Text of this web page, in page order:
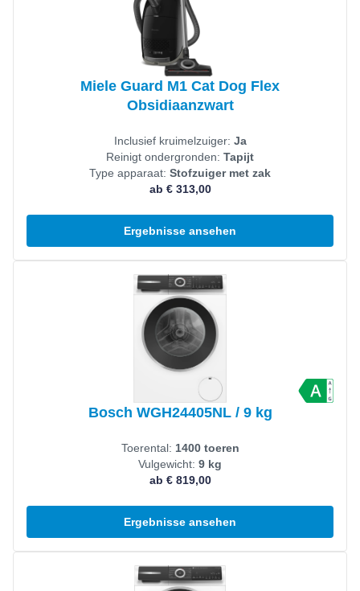
Miele Guard M1 Cat Dog Flex
Obsidiaanzwart
Inclusief kruimelzuiger: Ja
Reinigt ondergronden: Tapijt
Type apparaat: Stofzuiger met zak
ab € 313,00
Ergebnisse ansehen
Bosch WGH24405NL / 9 kg
Toerental: 1400 toeren
Vulgewicht: 9 kg
ab € 819,00
Ergebnisse ansehen